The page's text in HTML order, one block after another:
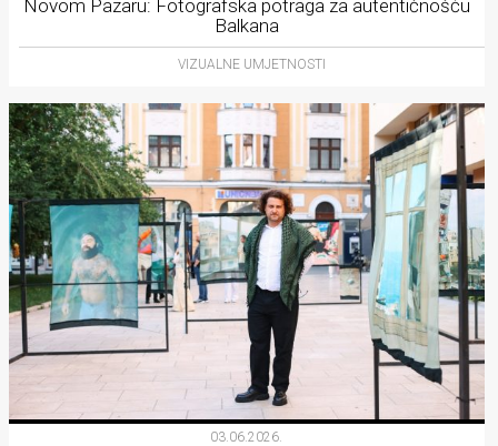
Novom Pazaru: Fotografska potraga za autentičnošću
Balkana
VIZUALNE UMJETNOSTI
03.06.2026.